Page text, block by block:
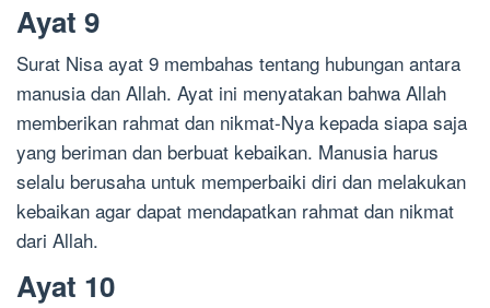
Ayat 9
Surat Nisa ayat 9 membahas tentang hubungan antara
manusia dan Allah. Ayat ini menyatakan bahwa Allah
memberikan rahmat dan nikmat-Nya kepada siapa saja
yang beriman dan berbuat kebaikan. Manusia harus
selalu berusaha untuk memperbaiki diri dan melakukan
kebaikan agar dapat mendapatkan rahmat dan nikmat
dari Allah.
Ayat 10